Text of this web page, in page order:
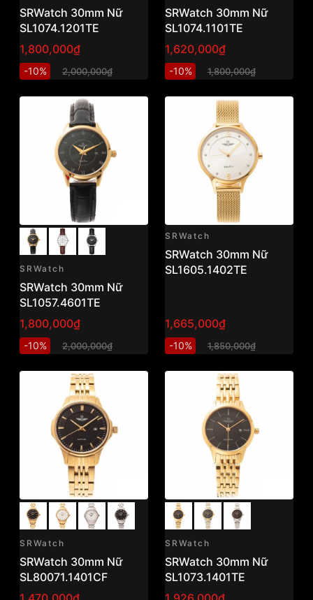
SRWatch 30mm Nữ
SL1074.1201TE
1,800,000₫
-10% 2,000,000₫
SRWatch 30mm Nữ
SL1074.1101TE
1,620,000₫
-10% 1,800,000₫
SRWatch
SRWatch 30mm Nữ
SL1057.4601TE
1,800,000₫
-10% 2,000,000₫
SRWatch
SRWatch 30mm Nữ
SL1605.1402TE
1,665,000₫
-10% 1,850,000₫
SRWatch
SRWatch 30mm Nữ
SL80071.1401CF
SRWatch
SRWatch 30mm Nữ
SL1073.1401TE